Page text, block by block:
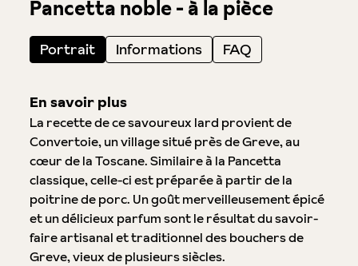
Pancetta noble - à la pièce
Portrait Informations FAQ
En savoir plus
La recette de ce savoureux lard provient de
Convertoie, un village situé près de Greve, au
cœur de la Toscane. Similaire à la Pancetta
classique, celle-ci est préparée à partir de la
poitrine de porc. Un goût merveilleusement épicé
et un délicieux parfum sont le résultat du savoir-
faire artisanal et traditionnel des bouchers de
Greve, vieux de plusieurs siècles.